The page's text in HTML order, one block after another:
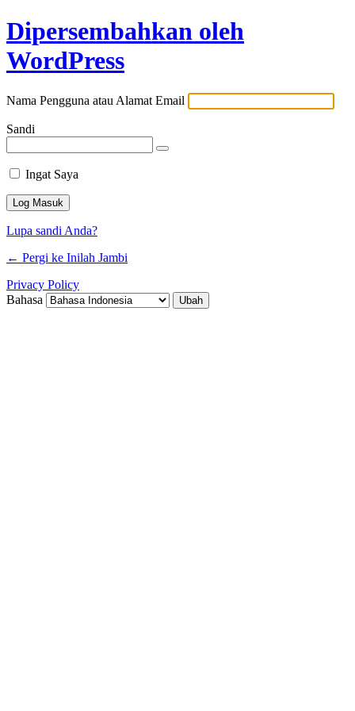
Dipersembahkan oleh
WordPress
Nama Pengguna atau Alamat Email
Sandi
Ingat Saya
Lupa sandi Anda?
← Pergi ke Inilah Jambi
Privacy Policy
Bahasa